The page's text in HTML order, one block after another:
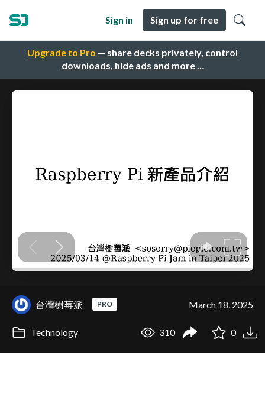
Upgrade to Pro — share decks privately, control
downloads, hide ads and more …
Sign in Sign up for free
台灣樹莓派 PRO March 18, 2025
Technology 310 0